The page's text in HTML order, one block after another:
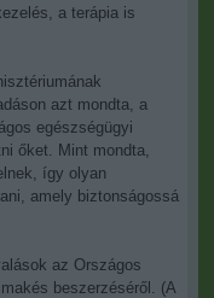
a terápia is
azt mondta, a
egészségügyi
őket. Mint mondta,
így olyan
amely biztonságossá
az Országos
beszerzéséről. (A